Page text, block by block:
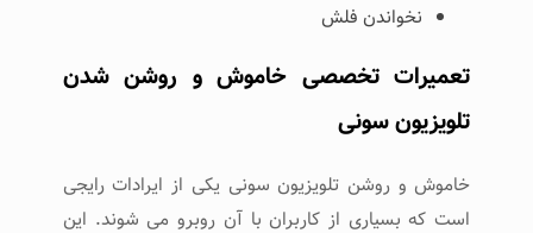
نخواندن فلش
تعمیرات تخصصی خاموش و روشن شدن
تلویزیون سونی
خاموش و روشن تلویزیون سونی یکی از ایرادات رایجی
است که بسیاری از کاربران با آن روبرو می شوند. این